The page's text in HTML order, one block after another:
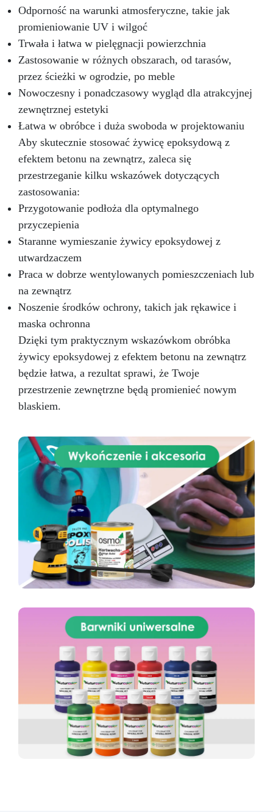
Odporność na warunki atmosferyczne, takie jak
promieniowanie UV i wilgoć
Trwała i łatwa w pielęgnacji powierzchnia
Zastosowanie w różnych obszarach, od tarasów,
przez ścieżki w ogrodzie, po meble
Nowoczesny i ponadczasowy wygląd dla atrakcyjnej
zewnętrznej estetyki
Łatwa w obróbce i duża swoboda w projektowaniu
Aby skutecznie stosować żywicę epoksydową z
efektem betonu na zewnątrz, zaleca się
przestrzeganie kilku wskazówek dotyczących
zastosowania:
Przygotowanie podłoża dla optymalnego
przyczepienia
Staranne wymieszanie żywicy epoksydowej z
utwardzaczem
Praca w dobrze wentylowanych pomieszczeniach lub
na zewnątrz
Noszenie środków ochrony, takich jak rękawice i
maska ochronna
Dzięki tym praktycznym wskazówkom obróbka
żywicy epoksydowej z efektem betonu na zewnątrz
będzie łatwa, a rezultat sprawi, że Twoje
przestrzenie zewnętrzne będą promienieć nowym
blaskiem.